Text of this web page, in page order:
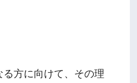
方に向けて、その理